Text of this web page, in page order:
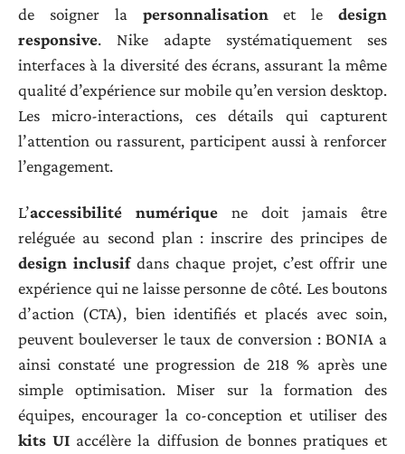
de soigner la personnalisationet le design
responsive. Nike adapte systématiquement ses
interfaces à la diversité des écrans, assurant la même
qualité d’expérience sur mobile qu’en version desktop.
Les micro-interactions, ces détails qui capturent
l’attention ou rassurent, participent aussi à renforcer
l’engagement.
L’accessibilité numérique ne doit jamais être
reléguée au second plan : inscrire des principes de
design inclusifdans chaque projet, c’est offrir une
expérience qui ne laisse personne de côté. Les boutons
d’action (CTA), bien identifiés et placés avec soin,
peuvent bouleverser le taux de conversion : BONIA a
ainsi constaté une progression de 218 % après une
simple optimisation. Miser sur la formation des
équipes, encourager la co-conception et utiliser des
kits UI accélère la diffusion de bonnes pratiques et